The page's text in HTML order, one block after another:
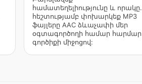
համատեղելիությունը և որակը.
հեշտությամբ փոխարկեք MP3
ֆայլերը AAC ձևաչափի մեր
օգտագործողի համար հարմար
գործիքի միջոցով: